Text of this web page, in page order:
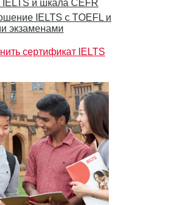
и шкала CEFR
IELTS с TOEFL и
экзаменами
сертификат IELTS